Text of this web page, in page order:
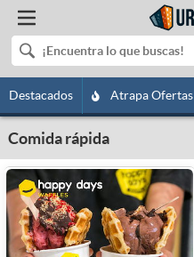
Destacados Atrapa Ofertas
Comida rápida